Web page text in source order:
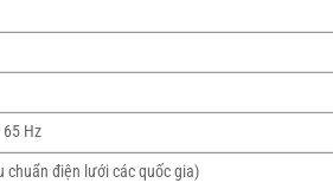
Hz
chuẩn điện lưới các quốc gia)